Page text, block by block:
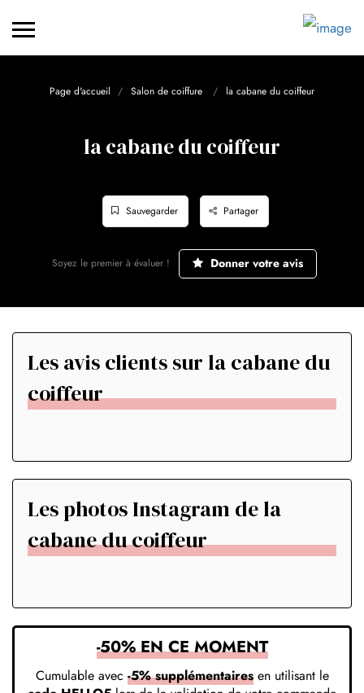
Page d'accueil Salon de coiffure la cabane du coiffeur
la cabane du coiffeur
Sauvegarder Partager
Soyez le premier à évaluer ! Donner votre avis
Les avis clients sur la cabane du
coiffeur
Les photos Instagram de la
cabane du coiffeur
-50% EN CE MOMENT
Cumulable avec -5% supplémentairesen utilisant le